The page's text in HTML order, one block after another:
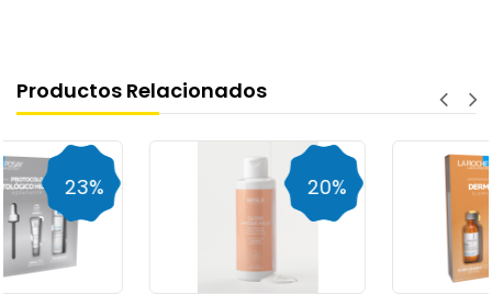
Productos Relacionados
20% 20%